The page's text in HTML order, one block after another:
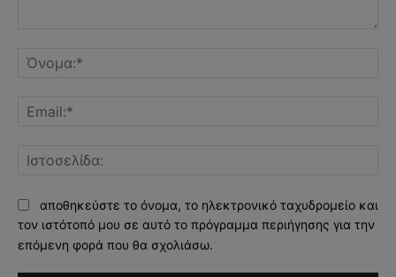
αποθηκεύστε το όνομα, το ηλεκτρονικό ταχυδρομείο και
τον ιστότοπό μου σε αυτό το πρόγραμμα περιήγησης για την
επόμενη φορά που θα σχολιάσω.